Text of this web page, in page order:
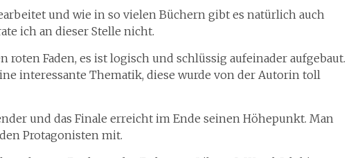
und wie in so vielen Büchern gibt es natürlich auch
ich an dieser Stelle nicht.
Faden, es ist logisch und schlüssig aufeinader aufgebaut.
interessante Thematik, diese wurde von der Autorin toll
und das Finale erreicht im Ende seinen Höhepunkt. Man
Protagonisten mit.